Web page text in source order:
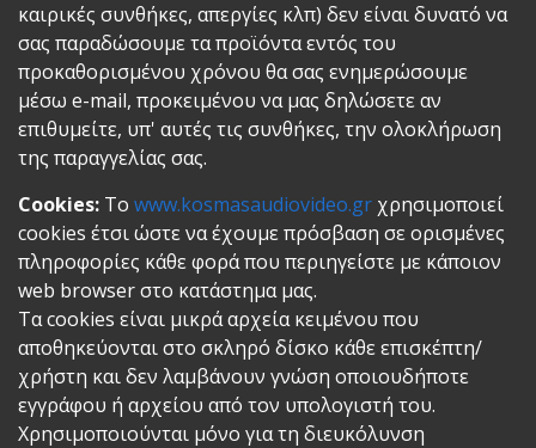
καιρικές συνθήκες, απεργίες κλπ) δεν είναι δυνατό να
σας παραδώσουμε τα προϊόντα εντός του
προκαθορισμένου χρόνου θα σας ενημερώσουμε
μέσω e-mail, προκειμένου να μας δηλώσετε αν
επιθυμείτε, υπ' αυτές τις συνθήκες, την ολοκλήρωση
της παραγγελίας σας.
Cookies: Το www.kosmasaudiovideo.gr χρησιμοποιεί
cookies έτσι ώστε να έχουμε πρόσβαση σε ορισμένες
πληροφορίες κάθε φορά που περιηγείστε με κάποιον
web browser στο κατάστημα μας.
Τα cookies είναι μικρά αρχεία κειμένου που
αποθηκεύονται στο σκληρό δίσκο κάθε επισκέπτη/
χρήστη και δεν λαμβάνουν γνώση οποιουδήποτε
εγγράφου ή αρχείου από τον υπολογιστή του.
Χρησιμοποιούνται μόνο για τη διευκόλυνση